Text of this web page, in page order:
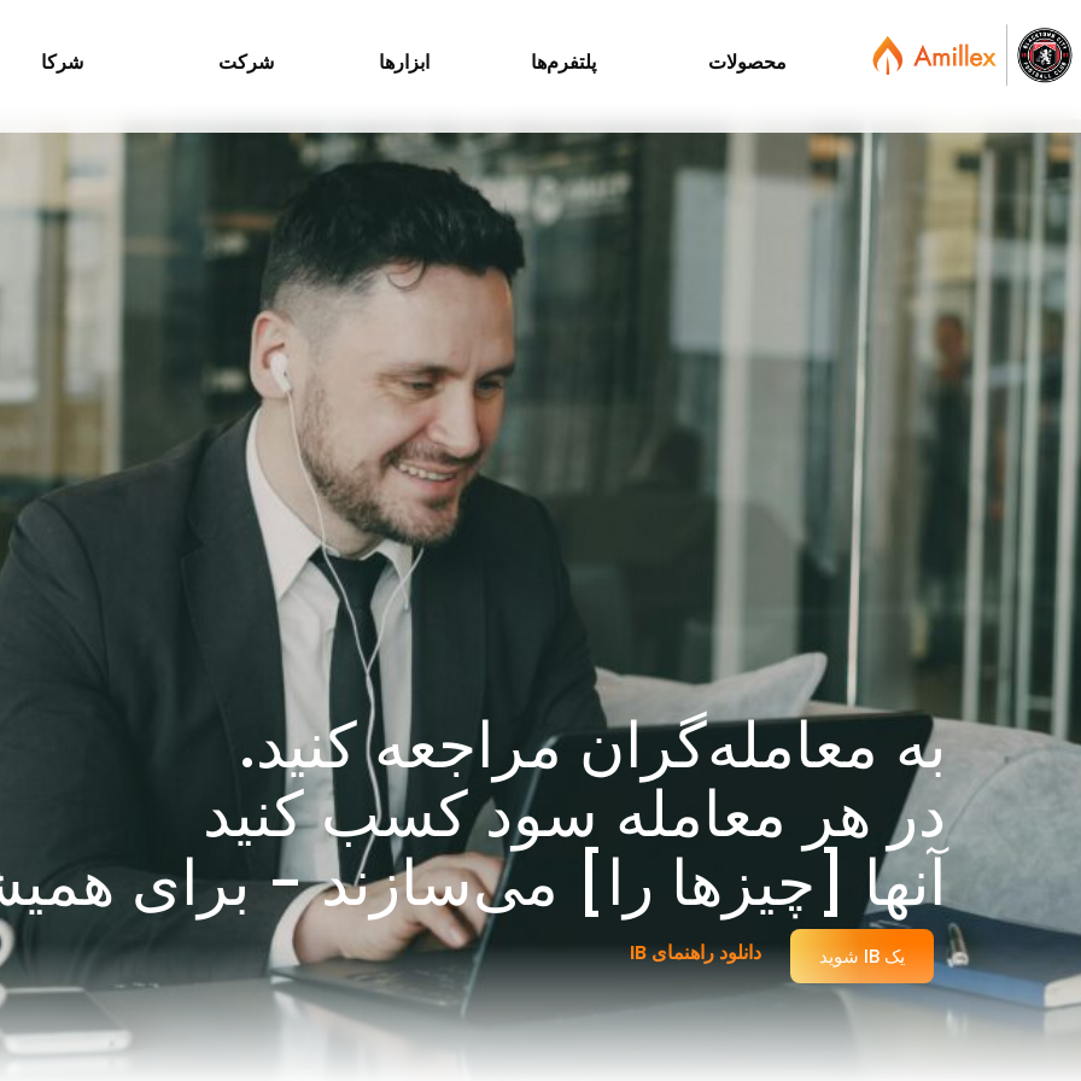
محصولات پلتفرم‌ها ابزارها شرکت شرکا
به معامله‌گران مراجعه کنید.
در هر معامله سود کسب کنید
آنها [چیزها را] می‌سازند - برای
یک IB شوید دانلود راهنمای IB